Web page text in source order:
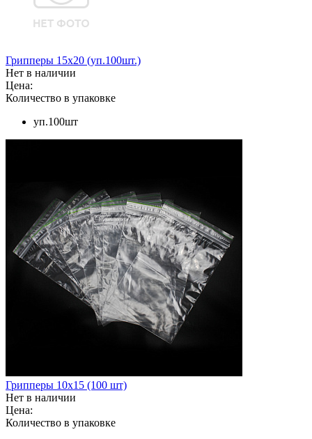
Грипперы 15х20 (уп.100шт.)
Нет в наличии
Цена:
Количество в упаковке
уп.100шт
Грипперы 10х15 (100 шт)
Нет в наличии
Цена:
Количество в упаковке